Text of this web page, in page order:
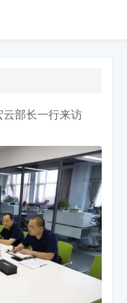
部长一行来访